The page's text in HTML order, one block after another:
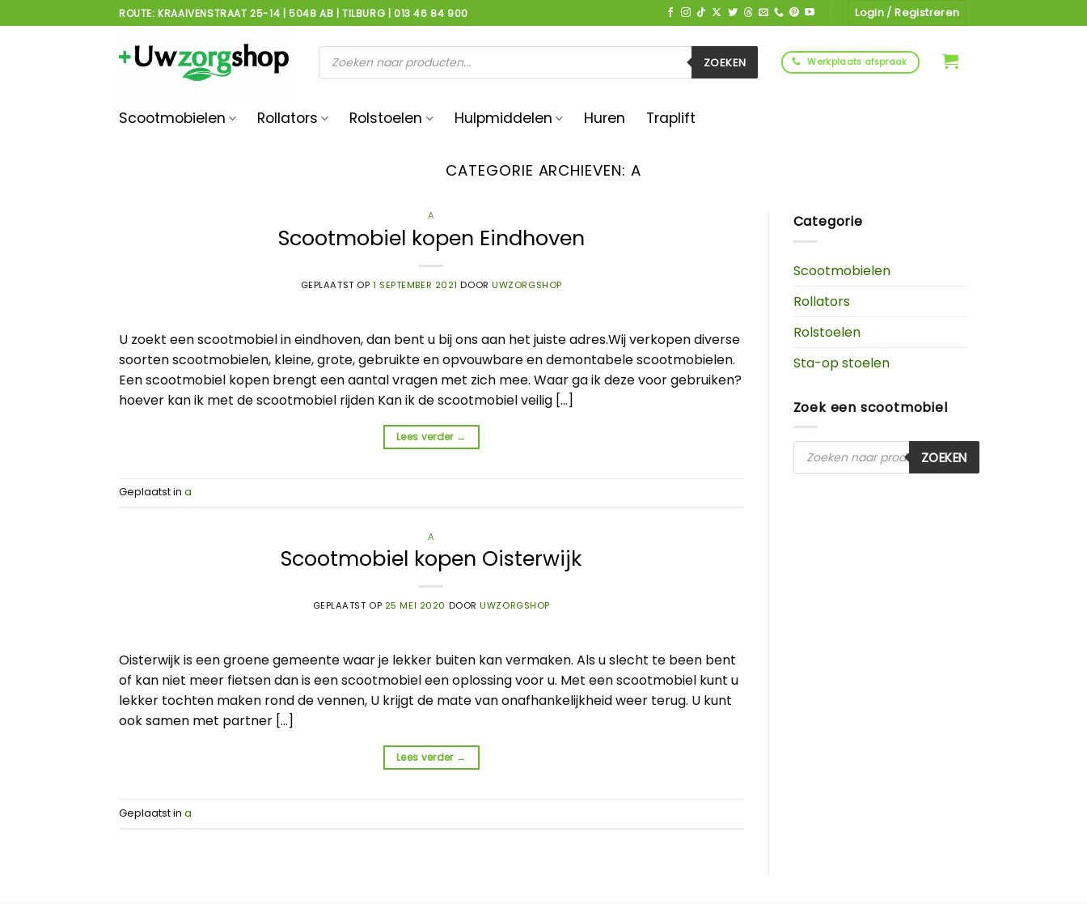
naar
ROUTE: KRAAIVENSTRAAT 25-14 | 5048 AB | TILBURG | 013 46 84 900 Login / Registreren
Producten
zoeken ZOEKEN Werkplaats afspraak
Scootmobielen Rollators Rolstoelen Hulpmiddelen Huren Traplift
CATEGORIE ARCHIEVEN: A
A
Scootmobiel kopen Eindhoven
GEPLAATST OP 1 SEPTEMBER 2021 DOORUWZORGSHOP
U zoekt een scootmobiel in eindhoven, dan bent u bij ons aan het juiste adres.Wij verkopen diverse
soorten scootmobielen, kleine, grote, gebruikte en opvouwbare en demontabele scootmobielen.
Een scootmobiel kopen brengt een aantal vragen met zich mee. Waar ga ik deze voor gebruiken?
hoever kan ik met de scootmobiel rijden Kan ik de scootmobiel veilig […]
Lees verder →
Geplaatst in a
A
Scootmobiel kopen Oisterwijk
GEPLAATST OP 25 MEI 2020 DOORUWZORGSHOP
Oisterwijk is een groene gemeente waar je lekker buiten kan vermaken. Als u slecht te been bent
of kan niet meer fietsen dan is een scootmobiel een oplossing voor u. Met een scootmobiel kunt u
lekker tochten maken rond de vennen, U krijgt de mate van onafhankelijkheid weer terug. U kunt
ook samen met partner […]
Lees verder →
Geplaatst in a
Categorie
Scootmobielen
Rollators
Rolstoelen
Sta-op stoelen
Zoek een scootmobiel
Producten
zoeken
ZOEKEN